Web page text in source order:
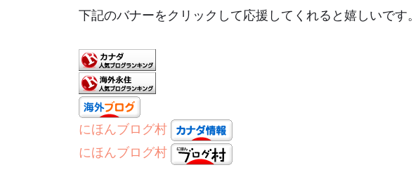
下記のバナーをクリックして応援してくれると嬉しいです。
にほんブログ村
にほんブログ村